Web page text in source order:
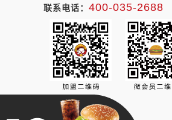
联系电话： 400-035-2688